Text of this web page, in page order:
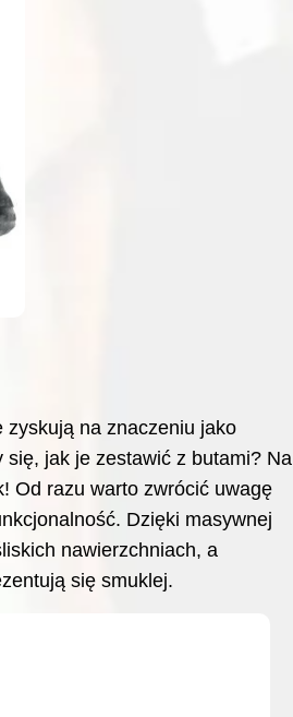
zyskują na znaczeniu jako
jak je zestawić z butami? Na
Od razu warto zwrócić uwagę
Dzięki masywnej
nawierzchniach, a
się smuklej.